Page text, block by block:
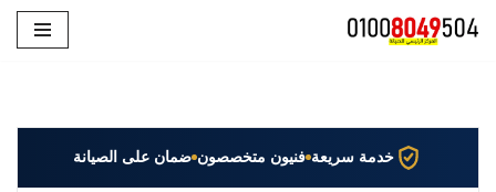
خدمة سريعة فنيون متخصصون ضمان على الصيانة